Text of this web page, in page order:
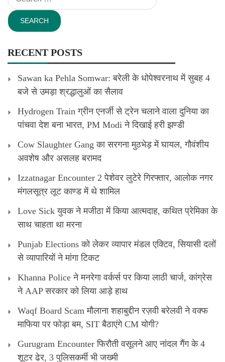
for:
RECENT POSTS
Sawan ka Pehla Somwar: बरेली के धोपेश्वरनाथ में सुबह 4
बजे से उमड़ा श्रद्धालुओं का सैलाव
Hydrogen Train ग्रीन एनर्जी से ट्रेन चलाने वाला दुनिया का
पांचवा देश बना भारत, PM Modi ने दिखाई हरी झण्डी
Cow Slaughter Gang का सरगना मुठभेड़ में घायल, गौवंशीय
अवशेष और असलह बरामद
Izzatnagar Encounter 2 पेशेवर लुटेरे गिरफ्तार, आलोक नगर
मंगलसूत्र लूट काण्‍ड में थे शामिल
Love Sick युवक ने मजीठा में किया आत्मदाह, कथित प्रेमिका के
साथ चाहता था मरना
Punjab Elections को लेकर व्यापार मंडल एक्टिव, सियासी दलों
से व्यापारियों ने मांगा टिकट
Khanna Police ने मनरेगा वर्कर्स पर किया लाठी चार्ज, कांग्रेस
ने AAP सरकार को लिया आड़े हाथ
Waqf Board Scam मौलाना शहाबुद्दीन रज़वी बरेलवी ने वक्फ
माफिया पर फोड़ा बम, SIT बैठाएंगे CM योगी?
Gurugram Encounter फिरौती वसूलने आए नांदल गैंग के 4
शूटर ढेर, 3 पुलिसकर्मी भी जख्मी